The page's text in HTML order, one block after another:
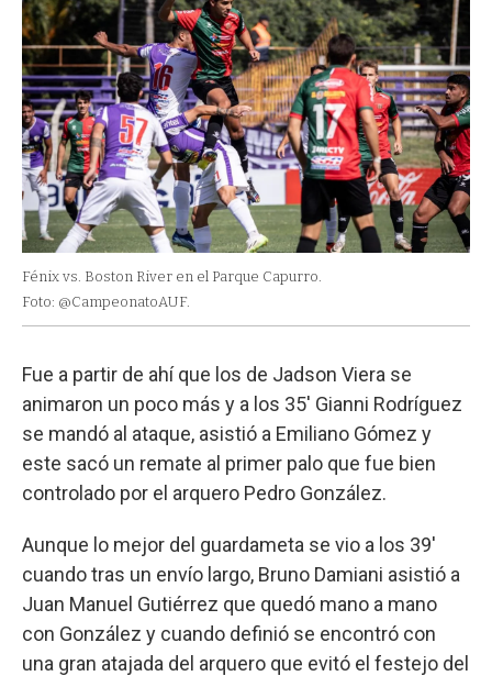
Fénix vs. Boston River en el Parque Capurro.
Foto: @CampeonatoAUF.
Fue a partir de ahí que los de Jadson Viera se
animaron un poco más y a los 35' Gianni Rodríguez
se mandó al ataque, asistió a Emiliano Gómez y
este sacó un remate al primer palo que fue bien
controlado por el arquero Pedro González.
Aunque lo mejor del guardameta se vio a los 39'
cuando tras un envío largo, Bruno Damiani asistió a
Juan Manuel Gutiérrez que quedó mano a mano
con González y cuando definió se encontró con
una gran atajada del arquero que evitó el festejo del